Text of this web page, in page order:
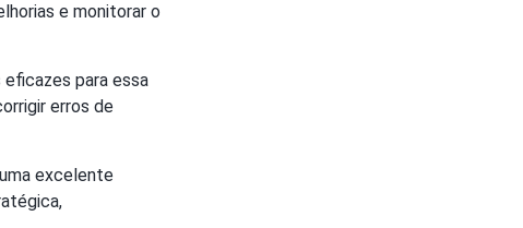
e monitorar o
eficazes para essa
erros de
excelente